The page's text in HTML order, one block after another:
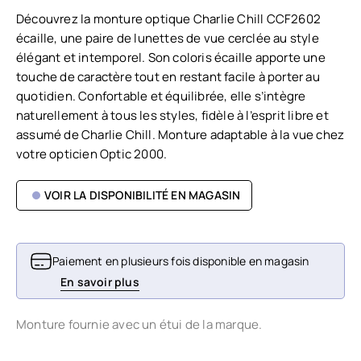
Découvrez la monture optique Charlie Chill CCF2602
écaille, une paire de lunettes de vue cerclée au style
élégant et intemporel. Son coloris écaille apporte une
touche de caractère tout en restant facile à porter au
quotidien. Confortable et équilibrée, elle s’intègre
naturellement à tous les styles, fidèle à l’esprit libre et
assumé de Charlie Chill. Monture adaptable à la vue chez
votre opticien Optic 2000.
VOIR LA DISPONIBILITÉ EN MAGASIN
Paiement en plusieurs fois disponible en magasin
En savoir plus
Monture fournie avec un étui de la marque.